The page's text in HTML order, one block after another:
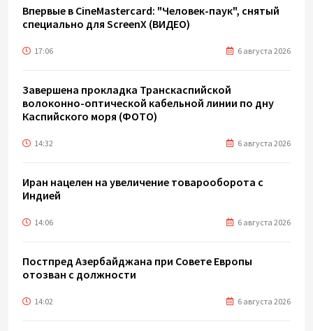
Впервые в CineMastercard: "Человек-паук", снятый
специально для ScreenX (ВИДЕО)
17:06 6 августа 2026
Завершена прокладка Транскаспийской
волоконно-оптической кабельной линии по дну
Каспийского моря (ФОТО)
14:32 6 августа 2026
Иран нацелен на увеличение товарооборота с
Индией
14:06 6 августа 2026
Постпред Азербайджана при Совете Европы
отозван с должности
14:02 6 августа 2026